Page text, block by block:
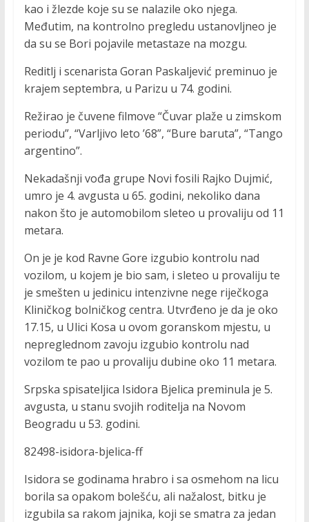
kao i žlezde koje su se nalazile oko njega.
Međutim, na kontrolno pregledu ustanovljneo je
da su se Bori pojavile metastaze na mozgu.
Reditlj i scenarista Goran Paskaljević preminuo je
krajem septembra, u Parizu u 74. godini.
Režirao je čuvene filmove “Čuvar plaže u zimskom
periodu”, “Varljivo leto ’68”, “Bure baruta”, “Tango
argentino”.
Nekadašnji vođa grupe Novi fosili Rajko Dujmić,
umro je 4. avgusta u 65. godini, nekoliko dana
nakon što je automobilom sleteo u provaliju od 11
metara.
On je je kod Ravne Gore izgubio kontrolu nad
vozilom, u kojem je bio sam, i sleteo u provaliju te
je smešten u jedinicu intenzivne nege riječkoga
Kliničkog bolničkog centra. Utvrđeno je da je oko
17.15, u Ulici Kosa u ovom goranskom mjestu, u
nepreglednom zavoju izgubio kontrolu nad
vozilom te pao u provaliju dubine oko 11 metara.
Srpska spisateljica Isidora Bjelica preminula je 5.
avgusta, u stanu svojih roditelja na Novom
Beogradu u 53. godini.
82498-isidora-bjelica-ff
Isidora se godinama hrabro i sa osmehom na licu
borila sa opakom bolešću, ali nažalost, bitku je
izgubila sa rakom jajnika, koji se smatra za jedan